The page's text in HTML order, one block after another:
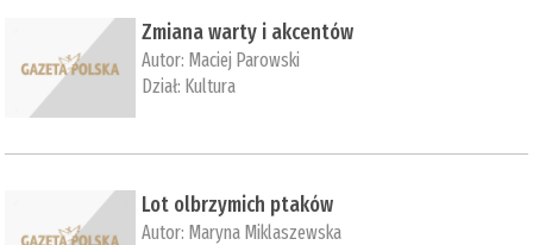
Zmiana warty i akcentów
Autor: Maciej Parowski
Dział: Kultura
Lot olbrzymich ptaków
Autor: Maryna Miklaszewska